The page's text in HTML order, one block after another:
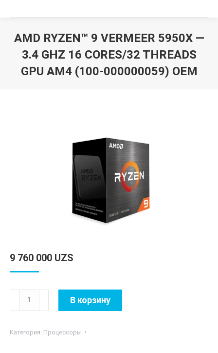
AMD RYZEN™ 9 VERMEER 5950X —
3.4 GHZ 16 CORES/32 THREADS
GPU AM4 (100-000000059) OEM
9 760 000 UZS
Количество
товара
Ryzen™
В корзину
Категория: Процессоры